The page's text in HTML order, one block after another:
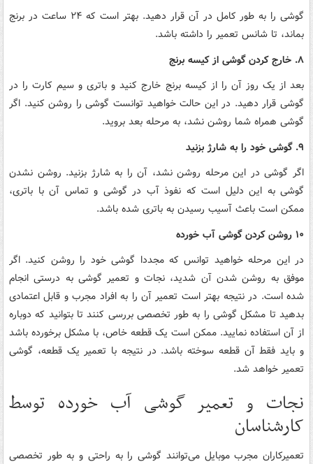
گوشی را به طور کامل در آن قرار دهید. بهتر است که ۲۴ ساعت در برنج
بماند، تا شانس تعمیر را داشته باشد.
۸. خارج کردن گوشی از کیسه برنج
بعد از یک روز آن را از کیسه برنج خارج کنید و باتری و سیم کارت را در
گوشی قرار دهید. در این حالت خواهید توانست گوشی را روشن کنید. اگر
گوشی همراه شما روشن نشد، به مرحله بعد بروید.
۹. گوشی خود را به شارژ بزنید
اگر گوشی در این مرحله روشن نشد، آن را به شارژ بزنید. روشن نشدن
گوشی به این دلیل است که نفوذ آب در گوشی و تماس آن با باتری،
ممکن است باعث آسیب رسیدن به باتری شده باشد.
۱۰ روشن کردن گوشی آب خورده
در این مرحله خواهید توانس که مجددا گوشی خود را روشن کنید. اگر
موفق به روشن شدن آن شدید، نجات و تعمیر گوشی به درستی انجام
شده است. در نتیجه بهتر است تعمیر آن را به افراد مجرب و قابل اعتمادی
بدهید تا مشکل گوشی را به طور تخصصی بررسی کنند تا بتوانید که دوباره
از آن استفاده نمایید. ممکن است یک قطعه خاص، با مشکل برخورده باشد
و باید فقط آن قطعه سوخته باشد. در نتیجه با تعمیر یک قطعه، گوشی
تعمیر خواهد شد.
نجات و تعمیر گوشی آب خورده توسط
کارشناسان
تعمیرکاران مجرب موبایل می‌توانند گوشی را به راحتی و به طور تخصصی